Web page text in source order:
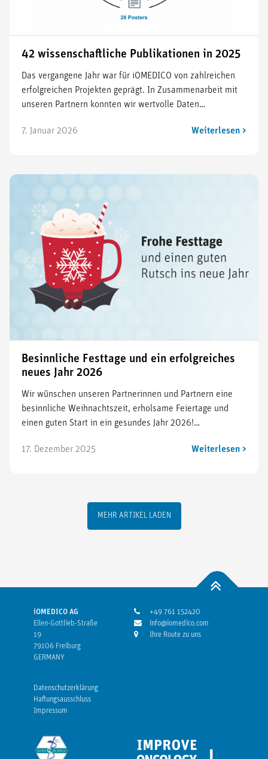
42 wissenschaftliche Publikationen in 2025
Das vergangene Jahr war für iOMEDICO von zahlreichen
erfolgreichen Projekten geprägt. In Zusammenarbeit mit
unseren Partnern konnten wir wertvolle Daten…
7. Januar 2026 Weiterlesen >
Besinnliche Festtage und ein erfolgreiches
neues Jahr 2026
Wir wünschen unseren Partnerinnen und Partnern eine
besinnliche Weihnachtszeit, erholsame Feiertage und
einen guten Start in ein gesundes Jahr 2026!…
17. Dezember 2025 Weiterlesen >
MEHR ARTIKEL LADEN
iOMEDICO AG
Ellen-Gottlieb-Straße
19
79106 Freiburg
GERMANY
+49 761 152420
info@iomedico.com
Ihre Route zu uns
Datenschutzerklärung
Haftungsausschluss
Impressum